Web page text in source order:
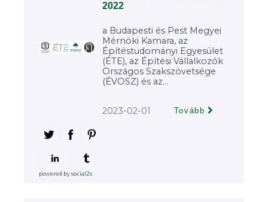
2022
a Budapesti és Pest Megyei
Mérnöki Kamara, az
Építéstudományi Egyesület
(ÉTE), az Építési Vállalkozók
Országos Szakszövetsége
(ÉVOSZ) és az...
2023-02-01 Tovább
powered bysocial2s